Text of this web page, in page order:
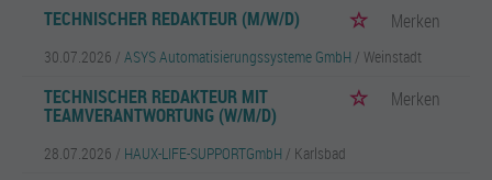
TECHNISCHER REDAKTEUR (M/W/D) Merken
30.07.2026 / ASYS Automatisierungssysteme GmbH / Weinstadt
TECHNISCHER REDAKTEUR MIT
TEAMVERANTWORTUNG (W/M/D)
Merken
28.07.2026 / HAUX-LIFE-SUPPORTGmbH / Karlsbad